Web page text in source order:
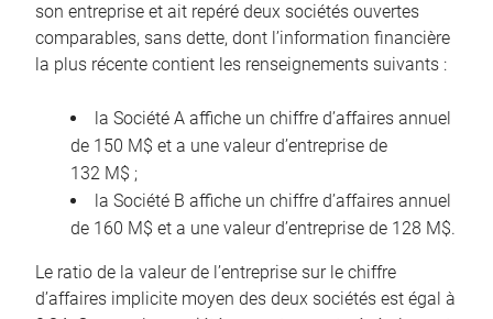
son entreprise et ait repéré deux sociétés ouvertes
comparables, sans dette, dont l’information financière
la plus récente contient les renseignements suivants :
la Société A affiche un chiffre d’affaires annuel
de 150 M$ et a une valeur d’entreprise de
132 M$ ;
la Société B affiche un chiffre d’affaires annuel
de 160 M$ et a une valeur d’entreprise de 128 M$.
Le ratio de la valeur de l’entreprise sur le chiffre
d’affaires implicite moyen des deux sociétés est égal à